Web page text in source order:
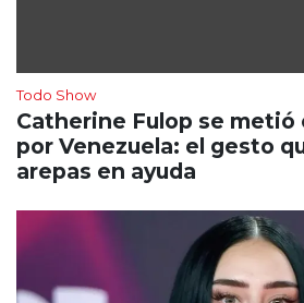
Todo Show
Catherine Fulop se metió
por Venezuela: el gesto
arepas en ayuda